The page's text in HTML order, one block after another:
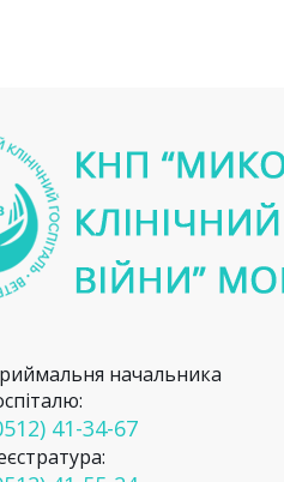
начальника
41-34-67